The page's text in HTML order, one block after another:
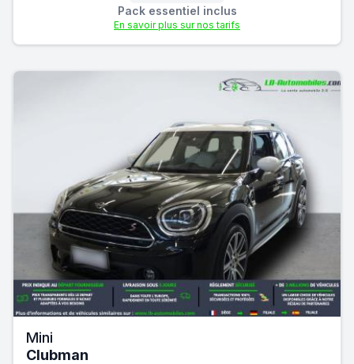
Pack essentiel inclus
En savoir plus sur nos tarifs
Mini
Clubman